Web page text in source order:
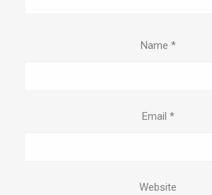
Name *
Email *
Website